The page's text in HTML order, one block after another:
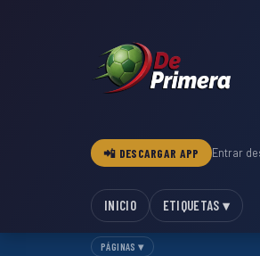
📲 DESCARGAR APP Entrar
INICIO ETIQUETAS ▾
PÁGINAS ▾